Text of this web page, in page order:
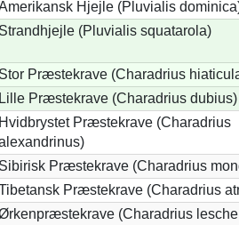
Hjejle (Pluvialis
Strandhjejle (Pluvialis squatarola)
Stor Præstekrave (Charadrius
Lille Præstekrave (Charadrius dubius)
Hvidbrystet Præstekrave (Charadrius
Sibirisk Præstekrave (Charadrius
Præstekrave (Charadrius
(Charadrius